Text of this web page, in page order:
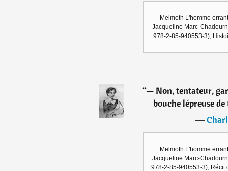
Melmoth L'homme
Jacqueline Marc-
978-2-85-940553-3),
“— Non, tentateur,
bouche lépreuse
―
Melmoth L'homme
Jacqueline Marc-
978-2-85-940553-3), Récit